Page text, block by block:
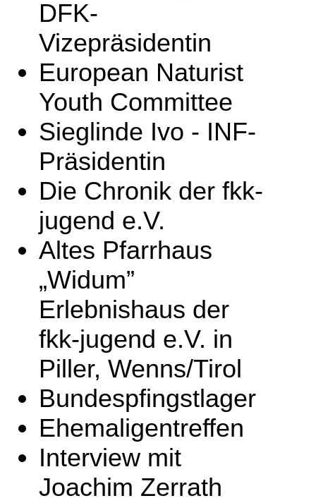
DFK-
Vizepräsidentin
European Naturist
Youth Committee
Sieglinde Ivo - INF-
Präsidentin
Die Chronik der fkk-
jugend e.V.
Altes Pfarrhaus
„Widum”
Erlebnishaus der
fkk-jugend e.V. in
Piller, Wenns/Tirol
Bundespfingstlager
Ehemaligentreffen
Interview mit
Joachim Zerrath